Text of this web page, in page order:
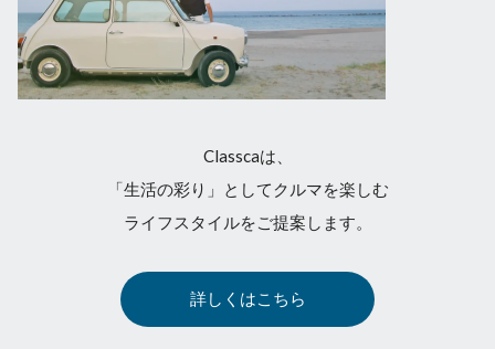
Classcaは、
「生活の彩り」としてクルマを楽しむ
ライフスタイルをご提案します。
詳しくはこちら